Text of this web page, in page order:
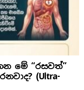
මේ “රසවත්”
(Ultra-